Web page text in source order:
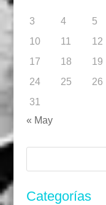
3
4 5
10
11 12
17
18 19
24
25 26
31
« May
Categorías